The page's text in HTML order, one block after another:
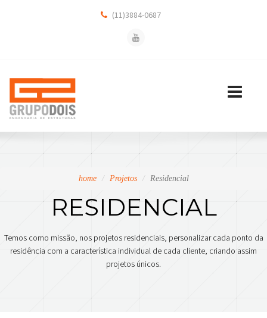
(11)3884-0687
Toggle
home Projetos Residencial
RESIDENCIAL
Temos como missão, nos projetos residenciais, personalizar cada ponto da
residência com a característica individual de cada cliente, criando assim
projetos únicos.